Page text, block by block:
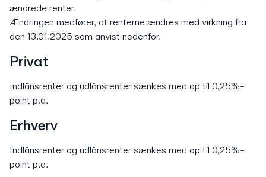
ændrede renter.
Ændringen medfører, at renterne ændres med virkning fra
den 13.01.2025 som anvist nedenfor.
Privat
Indlånsrenter og udlånsrenter sænkes med op til 0,25%-
point p.a.
Erhverv
Indlånsrenter og udlånsrenter sænkes med op til 0,25%-
point p.a.